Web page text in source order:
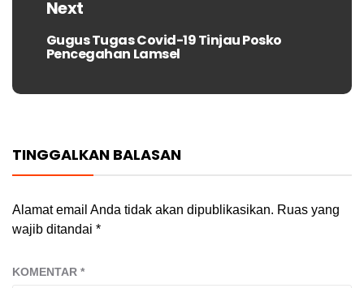
Next
Next
post:
Gugus Tugas Covid-19 Tinjau Posko
Pencegahan Lamsel
TINGGALKAN BALASAN
Alamat email Anda tidak akan dipublikasikan. Ruas yang
wajib ditandai *
KOMENTAR *